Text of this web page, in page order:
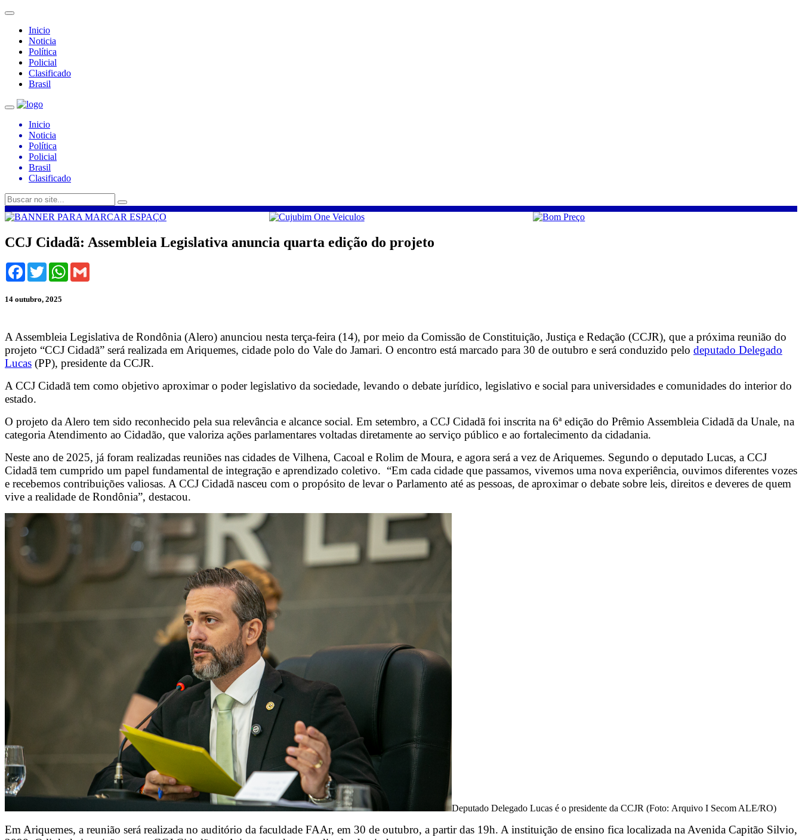
Inicio
Noticia
Política
Policial
Clasificado
Brasil
Inicio
Noticia
Política
Policial
Brasil
Clasificado
CCJ Cidadã: Assembleia Legislativa anuncia quarta edição do projeto
Facebook
TwitterWhatsApp
14 outubro, 2025
A Assembleia Legislativa de Rondônia (Alero) anunciou nesta terça-feira (14), por meio da Comissão de Constituição, Justiça e Redação (CCJR), que a próxima reunião do
projeto “CCJ Cidadã” será realizada em Ariquemes, cidade polo do Vale do Jamari. O encontro está marcado para 30 de outubro e será conduzido pelo deputado Delegado
Lucas (PP), presidente da CCJR.
A CCJ Cidadã tem como objetivo aproximar o poder legislativo da sociedade, levando o debate jurídico, legislativo e social para universidades e comunidades do interior do
estado.
O projeto da Alero tem sido reconhecido pela sua relevância e alcance social. Em setembro, a CCJ Cidadã foi inscrita na 6ª edição do Prêmio Assembleia Cidadã da Unale, na
categoria Atendimento ao Cidadão, que valoriza ações parlamentares voltadas diretamente ao serviço público e ao fortalecimento da cidadania.
Neste ano de 2025, já foram realizadas reuniões nas cidades de Vilhena, Cacoal e Rolim de Moura, e agora será a vez de Ariquemes. Segundo o deputado Lucas, a CCJ
Cidadã tem cumprido um papel fundamental de integração e aprendizado coletivo. “Em cada cidade que passamos, vivemos uma nova experiência, ouvimos diferentes vozes
e recebemos contribuições valiosas. A CCJ Cidadã nasceu com o propósito de levar o Parlamento até as pessoas, de aproximar o debate sobre leis, direitos e deveres de quem
vive a realidade de Rondônia”, destacou.
Deputado Delegado Lucas é o presidente da CCJR (Foto: Arquivo I Secom ALE/RO)
Em Ariquemes, a reunião será realizada no auditório da faculdade FAAr, em 30 de outubro, a partir das 19h. A instituição de ensino fica localizada na Avenida Capitão Silvio,